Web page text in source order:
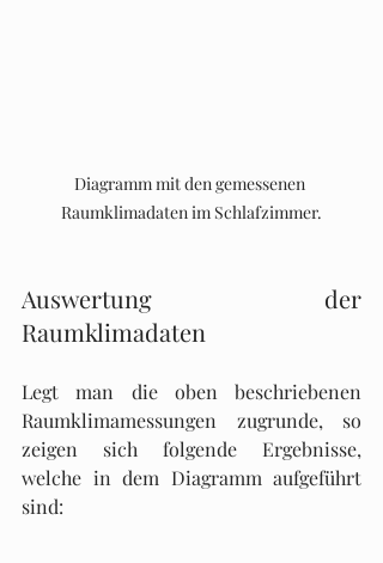
Diagramm mit den gemessenen
Raumklimadaten im Schlafzimmer.
Auswertung der
Raumklimadaten
Legt man die oben beschriebenen
Raumklimamessungen zugrunde, so
zeigen sich folgende Ergebnisse,
welche in dem Diagramm aufgeführt
sind: